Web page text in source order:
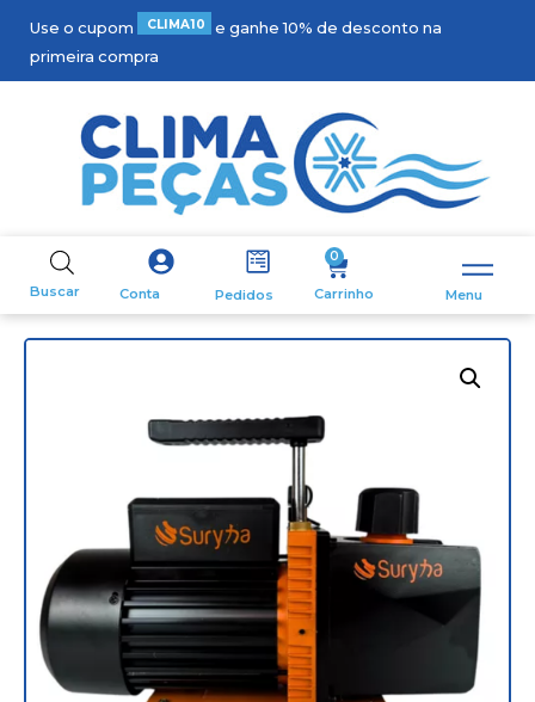
Use o cupom CLIMA10
e ganhe 10% de desconto na
primeira compra
Buscar Conta Pedidos
0
Carrinho Menu